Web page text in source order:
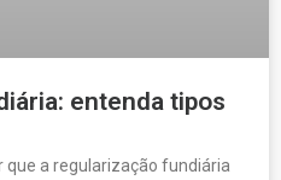
entenda tipos
que a regularização fundiária